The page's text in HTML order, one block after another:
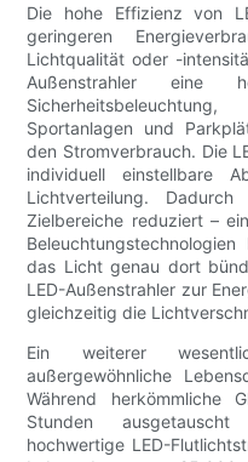
Die hohe Effizienz von
geringeren
Lichtqualität oder -
Außenstrahler eine
Sportanlagen und
den Stromverbrauch. Die
individuell einstellbare
Lichtverteilung.
Zielbereiche reduziert –
das Licht genau dort
LED-Außenstrahler zur
gleichzeitig die
Ein weiterer
außergewöhnliche
Während herkömmliche
Stunden
hochwertige LED-